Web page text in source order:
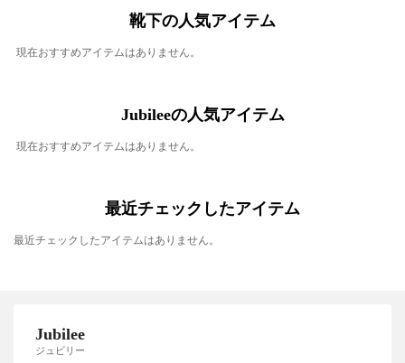
靴下の人気アイテム
現在おすすめアイテムはありません。
Jubileeの人気アイテム
現在おすすめアイテムはありません。
最近チェックしたアイテム
最近チェックしたアイテムはありません。
Jubilee
ジュビリー